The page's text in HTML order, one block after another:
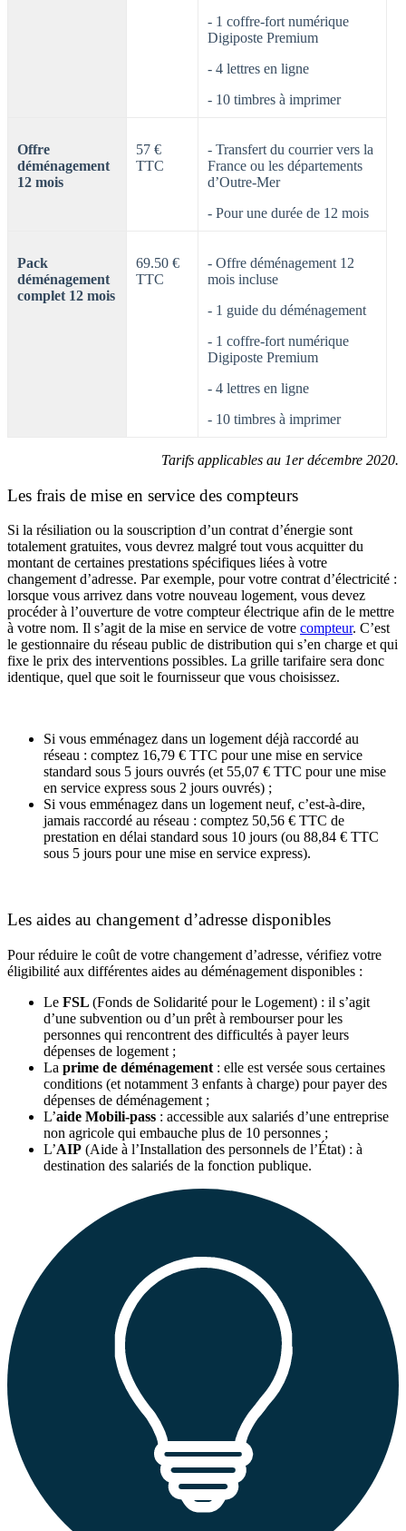
- 1 coffre-fort numérique
Digiposte Premium
- 4 lettres en ligne
- 10 timbres à imprimer
Offre
déménagement
12 mois
57 €
TTC
- Transfert du courrier vers la
France ou les départements
d’Outre-Mer
- Pour une durée de 12 mois
Pack
déménagement
complet 12 mois
69.50 €
TTC
- Offre déménagement 12
mois incluse
- 1 guide du déménagement
- 1 coffre-fort numérique
Digiposte Premium
- 4 lettres en ligne
- 10 timbres à imprimer
Tarifs applicables au 1erdécembre 2020.
Les frais de mise en service des compteurs
Si la résiliation ou la souscription d’un contrat d’énergie sont
totalement gratuites, vous devrez malgré tout vous acquitter du
montant de certaines prestations spécifiques liées à votre
changement d’adresse. Par exemple, pour votre contrat d’électricité :
lorsque vous arrivez dans votre nouveau logement, vous devez
procéder à l’ouverture de votre compteur électrique afin de le mettre
à votre nom. Il s’agit de la mise en service de votre compteur. C’est
le gestionnaire du réseau public de distribution qui s’en charge et qui
fixe le prix des interventions possibles. La grille tarifaire sera donc
identique, quel que soit le fournisseur que vous choisissez.
Si vous emménagez dans un logement déjà raccordé au
réseau : comptez 16,79 € TTC pour une mise en service
standard sous 5 jours ouvrés (et 55,07 € TTC pour une mise
en service express sous 2 jours ouvrés) ;
Si vous emménagez dans un logement neuf, c’est-à-dire,
jamais raccordé au réseau : comptez 50,56 € TTC de
prestation en délai standard sous 10 jours (ou 88,84 € TTC
sous 5 jours pour une mise en service express).
Les aides au changement d’adresse disponibles
Pour réduire le coût de votre changement d’adresse, vérifiez votre
éligibilité aux différentes aides au déménagement disponibles :
Le FSL (Fonds de Solidarité pour le Logement) : il s’agit
d’une subvention ou d’un prêt à rembourser pour les
personnes qui rencontrent des difficultés à payer leurs
dépenses de logement ;
La prime de déménagement : elle est versée sous certaines
conditions (et notamment 3 enfants à charge) pour payer des
dépenses de déménagement ;
L’aide Mobili-pass : accessible aux salariés d’une entreprise
non agricole qui embauche plus de 10 personnes ;
L’AIP (Aide à l’Installation des personnels de l’État) : à
destination des salariés de la fonction publique.